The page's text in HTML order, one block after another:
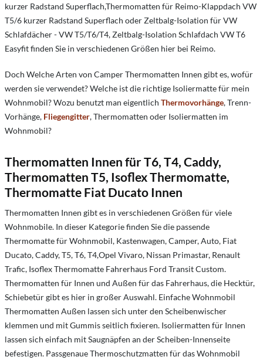
kurzer Radstand Superflach,Thermomatten für Reimo-Klappdach VW
T5/6 kurzer Radstand Superflach oder Zeltbalg-Isolation für VW
Schlafdächer - VW T5/T6/T4, Zeltbalg-Isolation Schlafdach VW T6
Easyfitfinden Sie in verschiedenen Größen hier bei Reimo.
Doch Welche Arten von Camper Thermomatten Innen gibt es, wofür
werden sie verwendet? Welche ist die richtige Isoliermatte für mein
Wohnmobil? Wozu benutzt man eigentlich Thermovorhänge, Trenn-
Vorhänge, Fliegengitter, Thermomatten oder Isoliermatten im
Wohnmobil?
Thermomatten Innen für T6, T4, Caddy,
Thermomatten T5, Isoflex Thermomatte,
Thermomatte Fiat Ducato Innen
Thermomatten Innen gibt es in verschiedenen Größen für viele
Wohnmobile. In dieser Kategorie finden Sie die passende
Thermomatte für Wohnmobil, Kastenwagen, Camper, Auto, Fiat
Ducato, Caddy, T5, T6, T4,Opel Vivaro, Nissan Primastar, Renault
Trafic, Isoflex Thermomatte Fahrerhaus Ford Transit Custom.
Thermomatten für Innen und Außen für das Fahrerhaus, die Hecktür,
Schiebetür gibt es hier in großer Auswahl. Einfache Wohnmobil
Thermomatten Außen lassen sich unter den Scheibenwischer
klemmen und mit Gummis seitlich fixieren. Isoliermatten für Innen
lassen sich einfach mit Saugnäpfen an der Scheiben-Innenseite
befestigen. Passgenaue Thermoschutzmatten für das Wohnmobil